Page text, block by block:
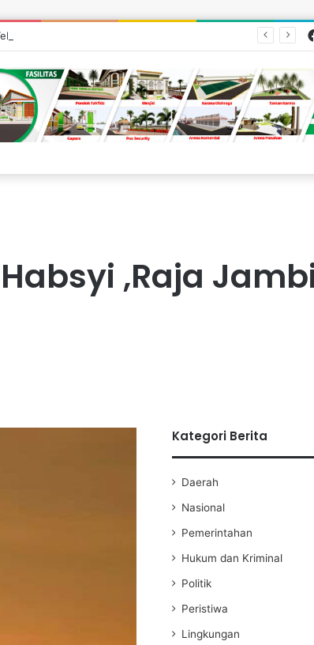
Salurkan Bantuan ke Masyarakat
,Raja
Kategori Berita
Daerah
Nasional
Pemerintahan
Hukum dan Kriminal
Politik
Peristiwa
Lingkungan